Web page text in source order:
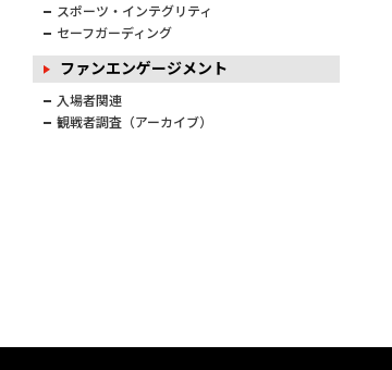
スポーツ・インテグリティ
セーフガーディング
ファンエンゲージメント
入場者関連
観戦者調査（アーカイブ）